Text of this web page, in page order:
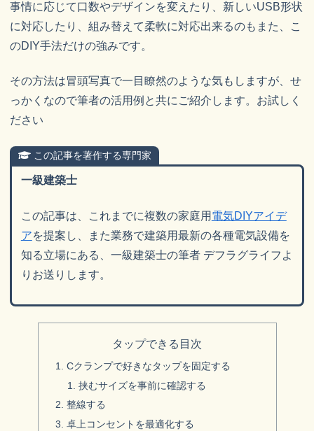
事情に応じて口数やデザインを変えたり、新しいUSB形状
に対応したり、組み替えて柔軟に対応出来るのもまた、こ
のDIY手法だけの強みです。
その方法は冒頭写真で一目瞭然のような気もしますが、せ
っかくなので筆者の活用例と共にご紹介します。お試しく
ださい
この記事を著作する専門家
一級建築士
この記事は、これまでに複数の家庭用 電気DIYアイデ
アを提案し、また業務で建築用最新の各種電気設備を
知る立場にある、一級建築士の筆者 デフラグライフよ
りお送りします。
タップできる目次
Cクランプで好きなタップを固定する
挟むサイズを事前に確認する
整線する
卓上コンセントを最適化する